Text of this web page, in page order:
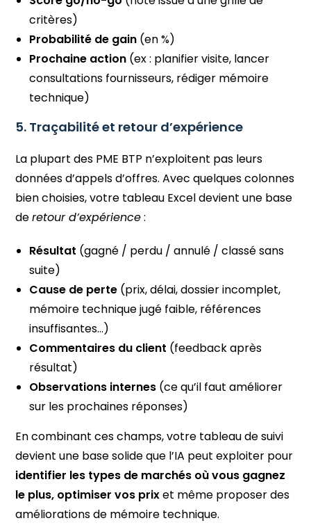
critères)
Probabilité de gain (en %)
Prochaine action (ex : planifier visite, lancer
consultations fournisseurs, rédiger mémoire
technique)
5. Traçabilité et retour d’expérience
La plupart des PME BTP n’exploitent pas leurs
données d’appels d’offres. Avec quelques colonnes
bien choisies, votre tableau Excel devient une base
deretour d’expérience:
Résultat (gagné / perdu / annulé / classé sans
suite)
Cause de perte (prix, délai, dossier incomplet,
mémoire technique jugé faible, références
insuffisantes…)
Commentaires du client (feedback après
résultat)
Observations internes (ce qu’il faut améliorer
sur les prochaines réponses)
En combinant ces champs, votre tableau de suivi
devient une base solide que l’IA peut exploiter pour
identifier les types de marchés où vous gagnez
le plus, optimiser vos prixet même proposer des
améliorations de mémoire technique.